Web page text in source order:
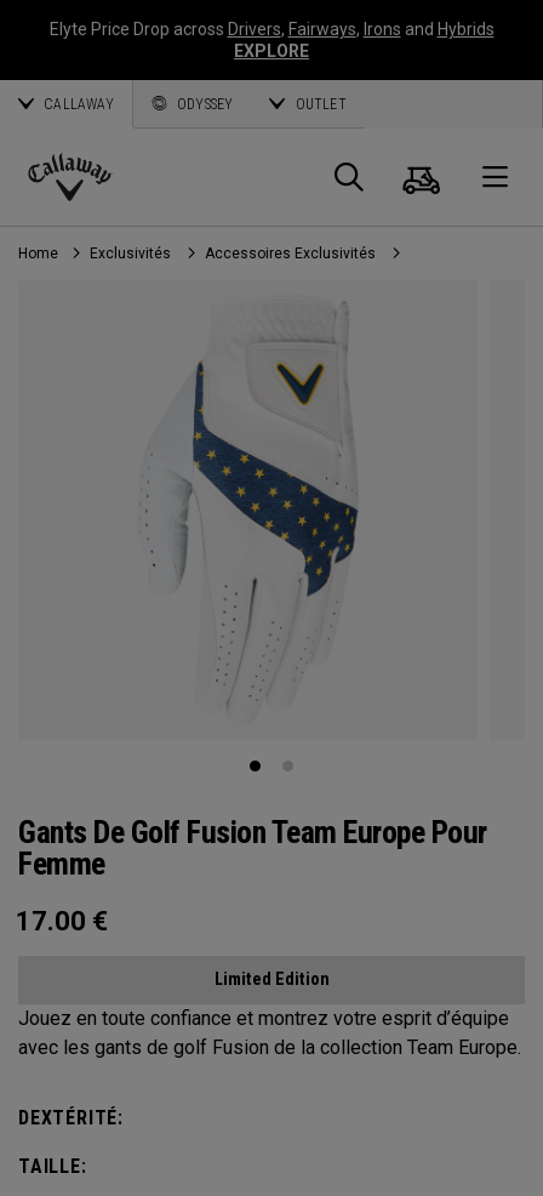
Elyte Price Drop across Drivers, Fairways, Irons and Hybrids
EXPLORE
CALLAWAY ODYSSEY OUTLET
Callaway
Golf
Panier
Home Exclusivités Accessoires Exclusivités
Gants De Golf Fusion Team Europe Pour
Femme
17.00 €
Limited Edition
Jouez en toute confiance et montrez votre esprit d’équipe
avec les gants de golf Fusion de la collection Team Europe.
DEXTÉRITÉ:
TAILLE: